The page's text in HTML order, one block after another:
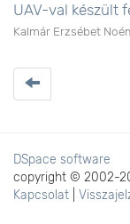
UAV-val készült
Kalmár Erzsébet
DSpace software
copyright © 2002-
Kapcsolat